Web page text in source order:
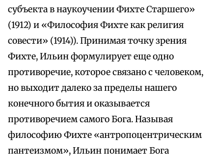
субъекта в наукоучении Фихте Старшего»
(1912) и «Философия Фихте как религия
совести» (1914)). Принимая точку зрения
Фихте, Ильин формулирует еще одно
противоречие, которое связано с человеком,
но выходит далеко за пределы нашего
конечного бытия и оказывается
противоречием самого Бога. Называя
философию Фихте «антропоцентрическим
пантеизмом», Ильин понимает Бога